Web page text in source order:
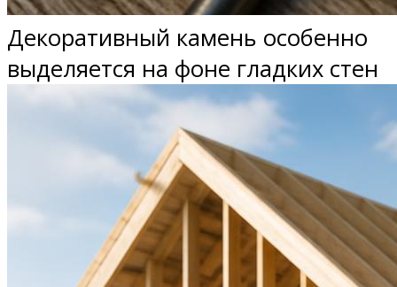
Декоративный камень особенно
выделяется на фоне гладких стен